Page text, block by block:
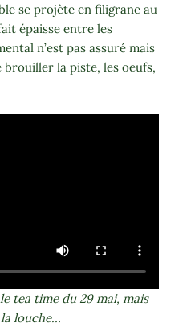
se projète en filigrane au
épaisse entre les
n’est pas assuré mais
brouiller la piste, les oeufs,
tea time du 29 mai, mais
la louche…